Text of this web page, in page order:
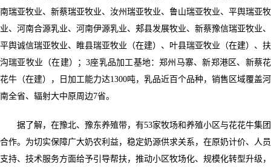
南瑞亚牧业、新蔡瑞亚牧业、汝州瑞亚牧业、鲁山瑞亚牧业、平舆瑞亚牧
业、河南合源乳业、河南伊源乳业、郏县发展牧业、新蔡豫信瑞亚牧业、
平舆诚信瑞亚牧业、睢县瑞亚牧业（在建）、叶县瑞亚牧业（在建）、扶
沟瑞亚牧业（在建）；3座乳品加工基地：郑州马寨、新郑港区、新蔡花
花牛（在建），日加工能力达1300吨，乳品近百个品种，销售区域覆盖河
南全省、辐射大中原周边7省。
据了解，在豫北、豫东养殖带，有53家牧场和养殖小区与花花牛集团
合作。为切实保障广大奶农利益，稳定奶源供求关系，在原奶计价、人员
支持、技术服务方面给予引导帮扶，推动小区牧场化、规模化转型升级，